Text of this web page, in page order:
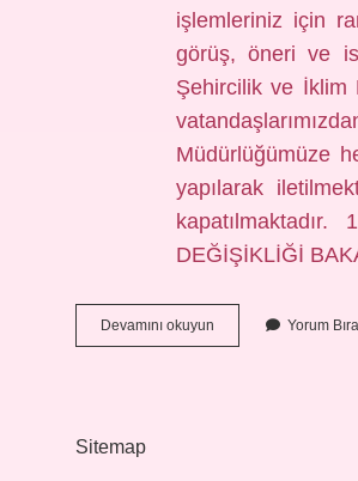
işlemleriniz için
görüş, öneri ve
Şehircilik ve İklim
Müdürlüğümüze
yapılarak
DEĞİŞİKLİĞİ
Devamını okuyun
Hangi
Yorum
Sitemap